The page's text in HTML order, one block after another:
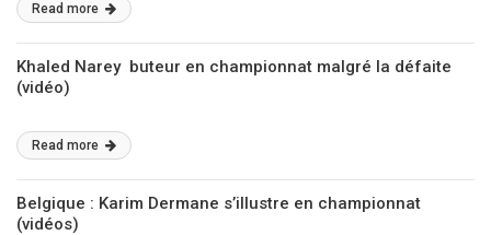
Read more
Khaled Narey buteur en championnat malgré la défaite
(vidéo)
Read more
Belgique : Karim Dermane s’illustre en championnat
(vidéos)